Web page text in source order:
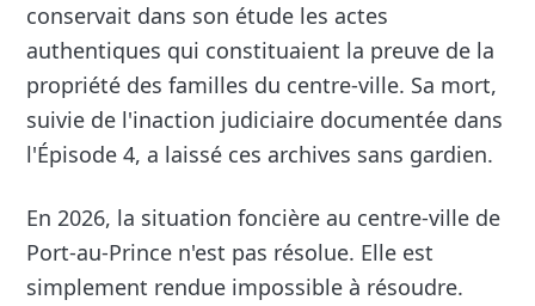
conservait dans son étude les actes
authentiques qui constituaient la preuve de la
propriété des familles du centre-ville. Sa mort,
suivie de l'inaction judiciaire documentée dans
l'Épisode 4, a laissé ces archives sans gardien.
En 2026, la situation foncière au centre-ville de
Port-au-Prince n'est pas résolue. Elle est
simplement rendue impossible à résoudre.